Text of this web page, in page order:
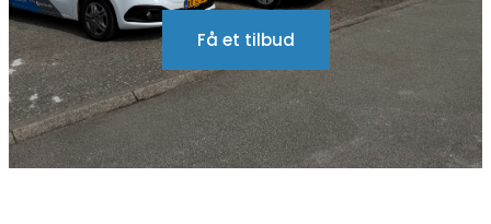
Få et tilbud